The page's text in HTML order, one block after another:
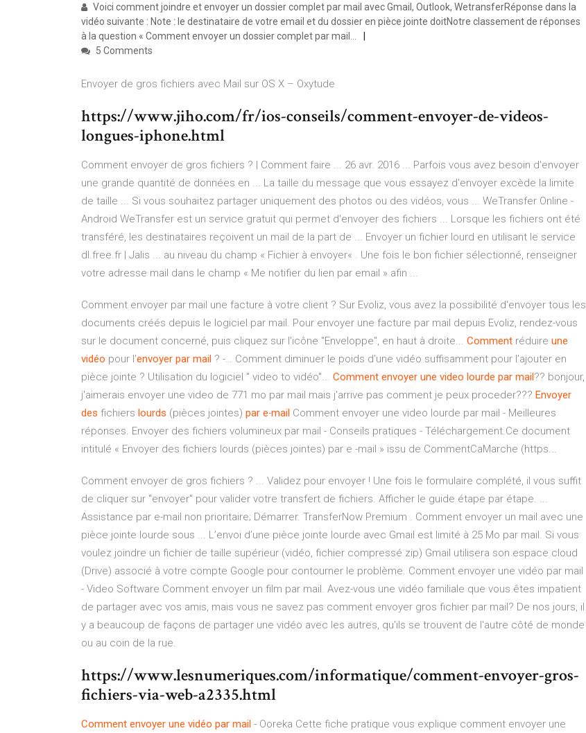
Voici comment joindre et envoyer un dossier complet par mail avec Gmail, Outlook, WetransferRéponse dans la
vidéo suivante : Note : le destinataire de votre email et du dossier en pièce jointe doitNotre classement de réponses
à la question « Comment envoyer un dossier complet par mail...
5 Comments
Envoyer de gros fichiers avec Mail sur OS X – Oxytude
https://www.jiho.com/fr/ios-conseils/comment-envoyer-de-videos-
longues-iphone.html
Comment envoyer de gros fichiers ? | Comment faire ... 26 avr. 2016 ... Parfois vous avez besoin d'envoyer
une grande quantité de données en ... La taille du message que vous essayez d'envoyer excède la limite
de taille ... Si vous souhaitez partager uniquement des photos ou des vidéos, vous ... WeTransfer Online -
Android WeTransfer est un service gratuit qui permet d'envoyer des fichiers ... Lorsque les fichiers ont été
transféré, les destinataires reçoivent un mail de la part de ... Envoyer un fichier lourd en utilisant le service
dl.free.fr | Jalis ... au niveau du champ « Fichier à envoyer« . Une fois le bon fichier sélectionné, renseigner
votre adresse mail dans le champ « Me notifier du lien par email » afin ...
Comment envoyer par mail une facture à votre client ? Sur Evoliz, vous avez la possibilité d'envoyer tous les
documents créés depuis le logiciel par mail. Pour envoyer une facture par mail depuis Evoliz, rendez-vous
sur le document concerné, puis cliquez sur l'icône "Enveloppe", en haut à droite... Comment réduire une
vidéo pour l'envoyer par mail ? -… Comment diminuer le poids d'une vidéo suffisamment pour l'ajouter en
pièce jointe ? Utilisation du logiciel " video to vidéo"... Comment envoyer une video lourde par mail?? bonjour,
j'aimerais envoyer une video de 771 mo par mail mais j'arrive pas comment je peux proceder??? Envoyer
des fichiers lourds (pièces jointes) par e-mail Comment envoyer une video lourde par mail - Meilleures
réponses. Envoyer des fichiers volumineux par mail - Conseils pratiques - Téléchargement.Ce document
intitulé « Envoyer des fichiers lourds (pièces jointes) par e -mail » issu de CommentCaMarche (https...
Comment envoyer de gros fichiers ? ... Validez pour envoyer ! Une fois le formulaire complété, il vous suffit
de cliquer sur "envoyer" pour valider votre transfert de fichiers. Afficher le guide étape par étape. ...
Assistance par e-mail non prioritaire; Démarrer. TransferNow Premium . Comment envoyer un mail avec une
pièce jointe lourde sous ... L’envoi d’une pièce jointe lourde avec Gmail est limité à 25 Mo par mail. Si vous
voulez joindre un fichier de taille supérieur (vidéo, fichier compressé zip) Gmail utilisera son espace cloud
(Drive) associé à votre compte Google pour contourner le problème. Comment envoyer une vidéo par mail
- Video Software Comment envoyer un film par mail. Avez-vous une vidéo familiale que vous êtes impatient
de partager avec vos amis, mais vous ne savez pas comment envoyer gros fichier par mail? De nos jours, il
y a beaucoup de façons de partager une vidéo avec les autres, qu'ils se trouvent de l'autre côté de monde
ou au coin de la rue.
https://www.lesnumeriques.com/informatique/comment-envoyer-gros-
fichiers-via-web-a2335.html
Comment envoyer une vidéo par mail - Ooreka Cette fiche pratique vous explique comment envoyer une